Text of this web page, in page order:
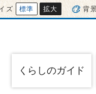
ズ 標準 拡大 背
くらしのガイド